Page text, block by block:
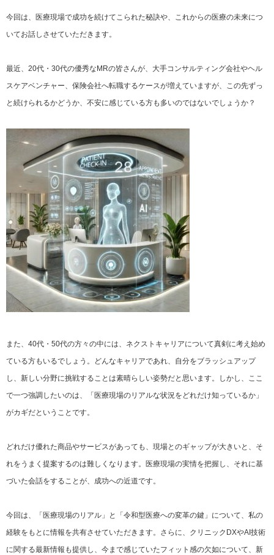
今回は、医療現場で成功を続けてこられた秘訣や、これからの医療の未来につ
いてお話しさせていただきます。
最近、20代・30代の優秀なMRの皆さんが、大手コンサルティング会社やヘル
スケアベンチャー、保険会社へ転職するケースが増えていますが、この先ずっ
と続けられるかどうか、不安に感じている方も多いのではないでしょうか？
また、40代・50代の方々の中には、ネクストキャリアについて真剣に考え始め
ている方もいるでしょう。どんなキャリアであれ、自分をブラッシュアップ
し、新しい分野に挑戦することは素晴らしい姿勢だと思います。しかし、ここ
で一つ強調したいのは、「医療現場のリアルな状況をどれだけ知っているか」
がカギだということです。
どれだけ優れた商品やサービスがあっても、現場とのギャップが大きいと、そ
れをうまく提案するのは難しくなります。医療現場の実情を把握し、それに基
づいた会話をすることが、成功への近道です。
今回は、「医療現場のリアル」と「令和型医療への変革の鍵」について、私の
経験をもとに情報を共有させていただきます。さらに、クリニックDXやAI技術
に関する最新情報も提供し、今まで感じていたフィット感の欠如について、新